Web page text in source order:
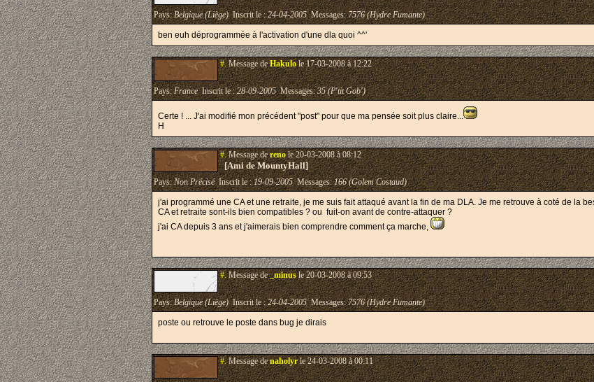
Pays:Belgique (Liège)Inscrit le :24-04-2005Messages:7576 (Hydre Fumante)
ben euh déprogrammée à l'activation d'une dla quoi ^^'
#.Message deHakulole 17-03-2008 à 12:22
Pays:FranceInscrit le :28-09-2005Messages:35 (P'tit Gob')
Certe ! ... J'ai modifié mon précédent "post" pour que ma pensée soit plus claire...
H
#.Message derenole 20-03-2008 à 08:12
[Ami de MountyHall]
Pays:Non PréciséInscrit le :19-09-2005Messages:166 (Golem Costaud)
j'ai programmé une CA et une retraite, je me suis fait attaqué avant la fin de ma DLA. Je me retrouve à coté de la
CA et retraite sont-ils bien compatibles ? ou fuit-on avant de contre-attaquer ?
j'ai CA depuis 3 ans et j'aimerais bien comprendre comment ça marche,
#.Message de_minusle 20-03-2008 à 09:53
Pays:Belgique (Liège)Inscrit le :24-04-2005Messages:7576 (Hydre Fumante)
poste ou retrouve le poste dans bug je dirais
#.Message denaholyrle 24-03-2008 à 00:11